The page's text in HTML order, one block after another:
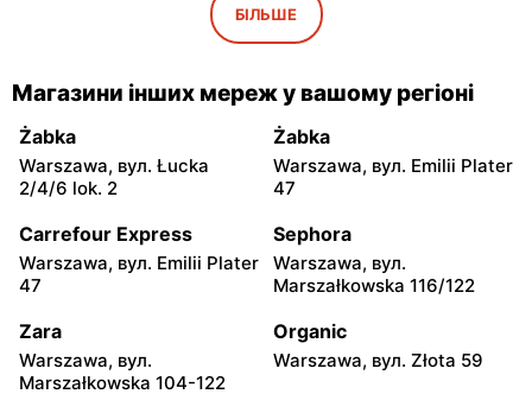
Henryka Sienkiewicza 2a
Radzyń Podlaski, вул.
Międzyrzecka 151
Luna
Międzyrzec Podlaski, вул.
Jelnicka 2
Łomża al. Legionów 54b
Luna
Sobieskiego 7
Luna
Kostomłoty Drugie ul.
Kielecka 20
Luna
Lublin al. Kraśnicka 128
Luna
Lublin, вул. Łęczyńska 5
Luna Luna
БІЛЬШЕ
Магазини інших мереж у вашому регіоні
Żabka
Warszawa, вул. Łucka
2/4/6 lok. 2
Żabka
Warszawa, вул. Emilii Plater
47
Carrefour Express
Warszawa, вул. Emilii Plater
47
Sephora
Warszawa, вул.
Marszałkowska 116/122
Zara
Warszawa, вул.
Marszałkowska 104-122
Organic
Warszawa, вул. Złota 59